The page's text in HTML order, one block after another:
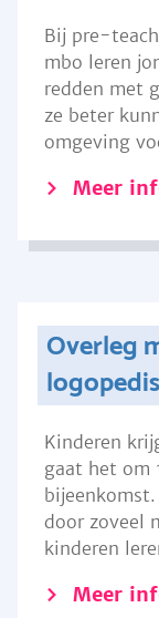
Bij pre-
mbo leren
redden met
ze beter
omgeving
Meer
Overleg
Kinderen
gaat het om
door zoveel
kinderen
Meer